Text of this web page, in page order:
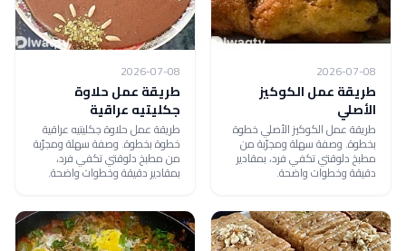
2026-07-08
طريقة عمل الكوكيز
الأصلي
طريقة عمل الكوكيز الأصلي خطوة
بخطوة. وصفة سهلة ومجرّبة من
مطبخ دلوقتي تكفي فرد، بمقادير
دقيقة وخطوات واضحة.
2026-07-08
طريقة عمل حلاوة
جكليتيه عراقية
طريقة عمل حلاوة جكليتيه عراقية
خطوة بخطوة. وصفة سهلة ومجرّبة
من مطبخ دلوقتي تكفي فرد،
بمقادير دقيقة وخطوات واضحة.